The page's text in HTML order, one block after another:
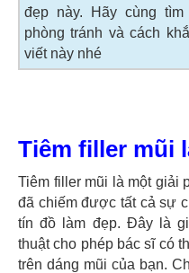
đẹp này. Hãy cùng
phòng tránh và cách
viết này nhé
Tiêm filler mũi
Tiêm filler mũi là một giải
đã chiếm được tất cả sự
tín đồ làm đẹp. Đây là
thuật cho phép bác sĩ có
trên dáng mũi của bạn.